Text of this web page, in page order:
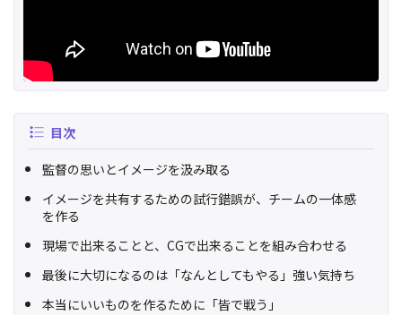
目次
監督の思いとイメージを汲み取る
イメージを共有するための試行錯誤が、チームの一体感
を作る
現場で出来ることと、CGで出来ることを組み合わせる
最後に大切になるのは「なんとしてもやる」強い気持ち
本当にいいものを作るために「皆で戦う」